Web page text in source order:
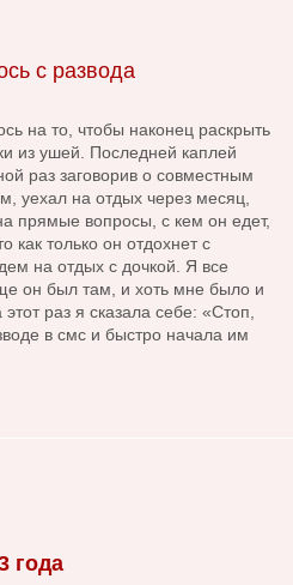
с развода
на то, чтобы наконец раскрыть
из ушей. Последней каплей
раз заговорив о совместным
уехал на отдых через месяц,
прямые вопросы, с кем он едет,
как только он отдохнет с
на отдых с дочкой. Я все
он был там, и хоть мне было и
раз я сказала себе: «Стоп,
в смс и быстро начала им
года